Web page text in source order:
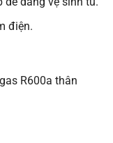
điện.
R600a thân